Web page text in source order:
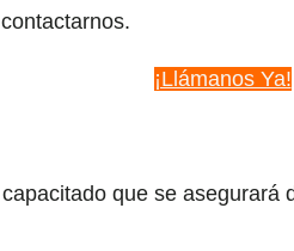
¡Llámanos Ya!
que se